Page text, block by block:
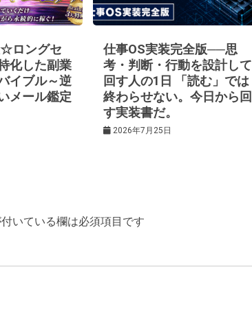
☆ロングセ
化した副業
イブル～逆
メール鑑定
仕事OS実装完全版──思
考・判断・行動を設計して
回す人の1日 「読む」では
終わらせない。今日から回
す実装書だ。
2026年7月25日
いている欄は必須項目です